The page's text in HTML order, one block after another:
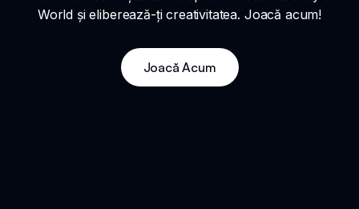
World și eliberează-ți creativitatea. Joacă acum!
Joacă Acum